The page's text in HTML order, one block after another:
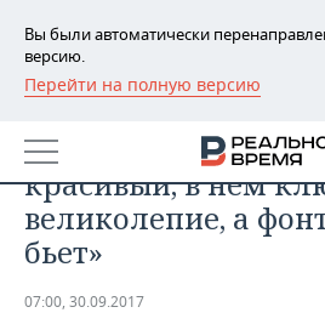
Вы были автоматически
версию.
Перейти на полную версию
РЕГИОНЫ
БАШКОРТОСТАН
ТАТАРСТАН
УДМУРТИЯ
НОВОСТИ
АНАЛИТИКА
НОВОСТИ АНАЛИТИКИ
ДЕКЛАРАЦИИ О ДОХОДАХ
ЭКОНОМИКА
НОВОСТИ ЭКОНОМИКИ
ПРОМЫШЛЕННОСТЬ
Mr. Parker: «Казань
красивый, в нем
великолепие, а
бьет»
07:00, 30.09.2017